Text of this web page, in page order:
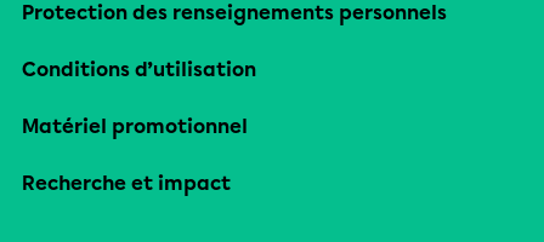
Protection des renseignements personnels
Conditions d’utilisation
Matériel promotionnel
Recherche et impact